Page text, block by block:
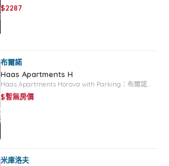
$2287
布爾諾
Haas Apartments H
Haas Apartments Horova with Parking：布爾諾…
$暫無房價
米庫洛夫